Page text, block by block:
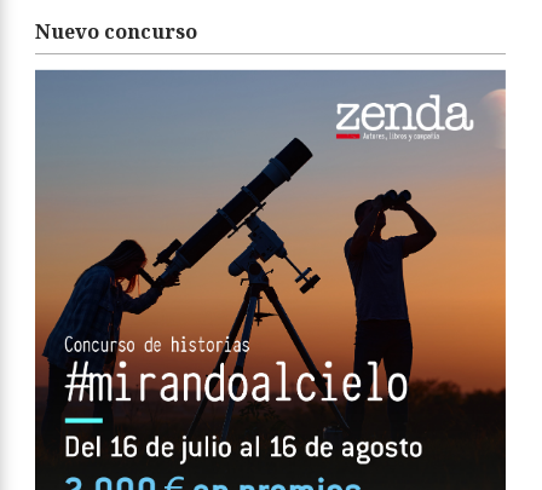
Nuevo concurso